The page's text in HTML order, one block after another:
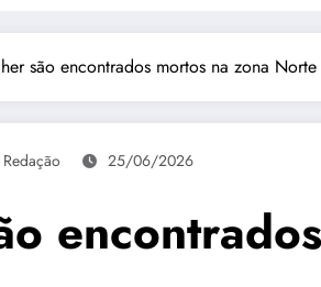
são encontrados mortos na zona Norte
Redação 25/06/2026